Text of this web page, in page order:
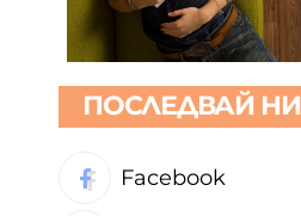
ПОСЛЕДВАЙ НИ
Facebook